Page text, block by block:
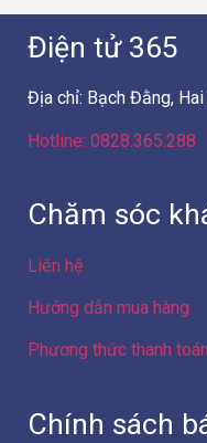
Điện tử 365
Địa chỉ: Bạch Đằng,
Hotline: 0828.365.288
Chăm sóc
Liên hệ
Hướng dẫn mua hàng
Phương thức thanh toán
Chính sách